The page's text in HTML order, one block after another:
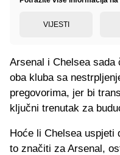
VIJESTI
Arsenal i Chelsea
oba kluba sa
pregovorima, jer bi
ključni trenutak za
Hoće li Chelsea
to značiti za Arsenal,